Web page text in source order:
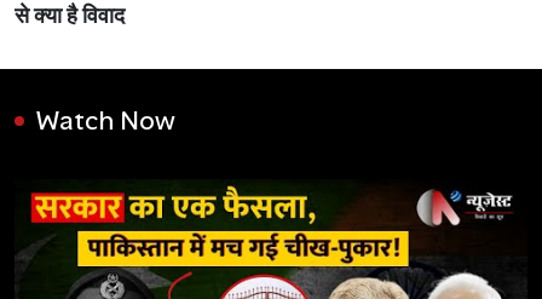
से क्या है विवाद
Watch Now